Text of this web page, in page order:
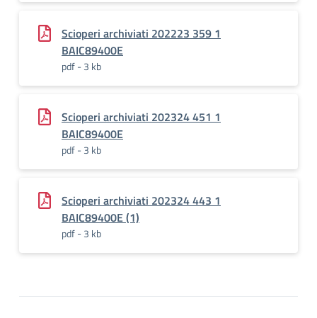
Scioperi archiviati 202223 359 1
BAIC89400E
pdf - 3 kb
Scioperi archiviati 202324 451 1
BAIC89400E
pdf - 3 kb
Scioperi archiviati 202324 443 1
BAIC89400E (1)
pdf - 3 kb